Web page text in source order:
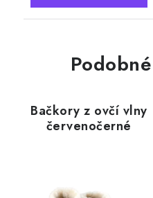
Bačkory z ovčí vlny
červenočerné